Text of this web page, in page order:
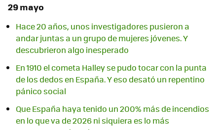
29 mayo
Hace 20 años, unos investigadores pusieron a
andar juntas a un grupo de mujeres jóvenes. Y
descubrieron algo inesperado
En 1910 el cometa Halley se pudo tocar con la punta
de los dedos en España. Y eso desató un repentino
pánico social
Que España haya tenido un 200% más de incendios
en lo que va de 2026 ni siquiera es lo más